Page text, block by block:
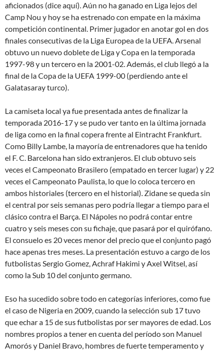
aficionados (dice aquí). Aún no ha ganado en Liga lejos del
Camp Nou y hoy se ha estrenado con empate en la máxima
competición continental. Primer jugador en anotar gol en dos
finales consecutivas de la Liga Europea de la UEFA. Arsenal
obtuvo un nuevo doblete de Liga y Copa en la temporada
1997-98 y un tercero en la 2001-02. Además, el club llegó a la
final de la Copa de la UEFA 1999-00 (perdiendo ante el
Galatasaray turco).
La camiseta local ya fue presentada antes de finalizar la
temporada 2016-17 y se pudo ver tanto en la última jornada
de liga como en la final copera frente al Eintracht Frankfurt.
Como Billy Lambe, la mayoría de entrenadores que ha tenido
el F. C. Barcelona han sido extranjeros. El club obtuvo seis
veces el Campeonato Brasilero (empatado en tercer lugar) y 22
veces el Campeonato Paulista, lo que lo coloca tercero en
ambos historiales (tercero en el historial). Zidane se queda sin
el central por seis semanas pero podría llegar a tiempo para el
clásico contra el Barça. El Nápoles no podrá contar entre
cuatro y seis meses con su fichaje, que pasará por el quirófano.
El consuelo es 20 veces menor del precio que el conjunto pagó
hace apenas tres meses. La presentación estuvo a cargo de los
futbolistas Sergio Gomez, Achraf Hakimi y Axel Witsel, así
como la Sub 10 del conjunto germano.
Eso ha sucedido sobre todo en categorías inferiores, como fue
el caso de Nigeria en 2009, cuando la selección sub 17 tuvo
que echar a 15 de sus futbolistas por ser mayores de edad. Los
nombres propios a tener en cuenta del período son Manuel
Amorós y Daniel Bravo, hombres de fuerte temperamento y